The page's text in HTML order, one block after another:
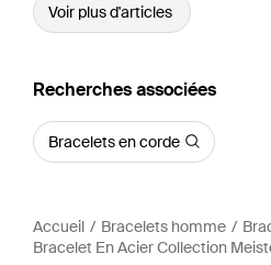
Voir plus d'articles
Recherches associées
Bracelets en corde
Accueil Bracelets homme
Bracelet En Acier Collection